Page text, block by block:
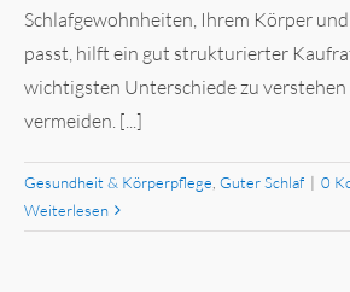
Schlafgewohnheiten, Ihrem Körper
passt, hilft ein gut strukturierter
wichtigsten Unterschiede zu verstehen
vermeiden. [...]
Gesundheit & Körperpflege Guter Schlaf | 0
Weiterlesen